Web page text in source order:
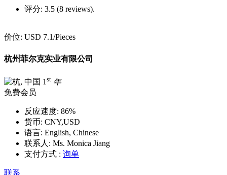
评分: 3.5 (8 reviews).
价位: USD 7.1/Pieces
杭州菲尔克实业有限公司
1 st 年
免费会员
反应速度: 86%
货币: CNY,USD
语言: English, Chinese
联系人: Ms. Monica Jiang
支付方式 : 询单
联系